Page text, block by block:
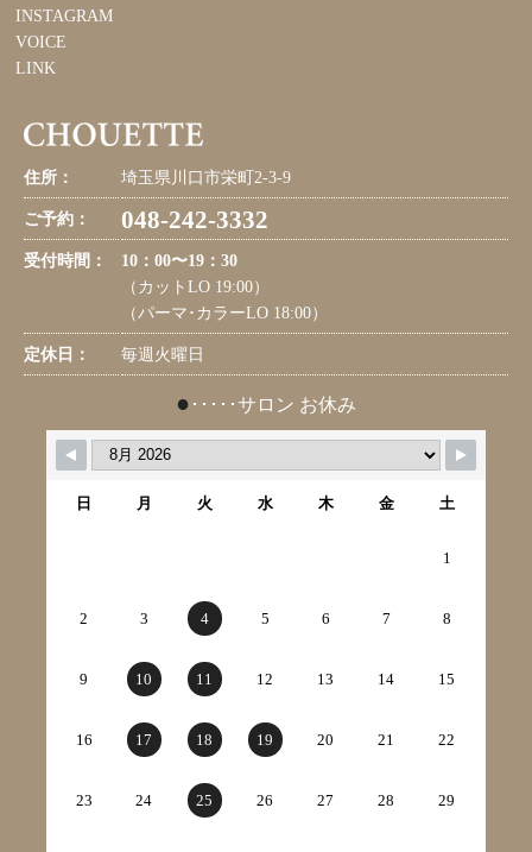
INSTAGRAM
VOICE
LINK
住所： 埼玉県川口市栄町2-3-9
ご予約： 048-242-3332
受付時間：
10：00〜19：30
（カットLO 19:00）
（パーマ･カラーLO 18:00）
定休日： 毎週火曜日
● ･････サロン お休み
日 月 火 水 木 金 土
1
2 3 4 5 6 7 8
9 10 11 12 13 14 15
16 17 18 19 20 21 22
23 24 25 26 27 28 29